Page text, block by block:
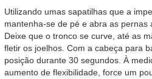
Utilizando umas sapatilhas que a
mantenha-se de pé e abra as pernas
Deixe que o tronco se curve, até as
fletir os joelhos. Com a cabeça para
posição durante 30 segundos. À
aumento de flexibilidade, force um